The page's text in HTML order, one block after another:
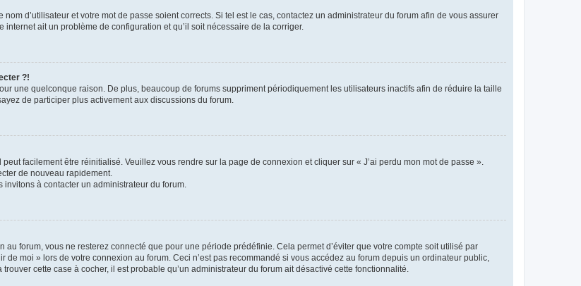
d’utilisateur et votre mot de passe soient corrects. Si tel est le cas, contactez un administrateur du forum afin de vous assurer
ait un problème de configuration et qu’il soit nécessaire de la corriger.
?!
une quelconque raison. De plus, beaucoup de forums suppriment périodiquement les utilisateurs inactifs afin de réduire la taille
de participer plus activement aux discussions du forum.
facilement être réinitialisé. Veuillez vous rendre sur la page de connexion et cliquer sur « J’ai perdu mon mot de passe ».
de nouveau rapidement.
à contacter un administrateur du forum.
forum, vous ne resterez connecté que pour une période prédéfinie. Cela permet d’éviter que votre compte soit utilisé par
de moi » lors de votre connexion au forum. Ceci n’est pas recommandé si vous accédez au forum depuis un ordinateur public,
cette case à cocher, il est probable qu’un administrateur du forum ait désactivé cette fonctionnalité.